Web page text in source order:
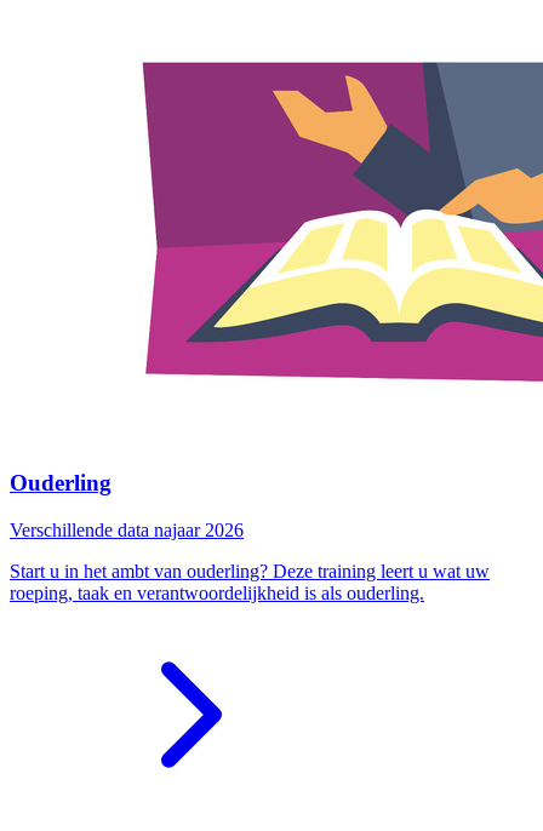
Ouderling
Verschillende data najaar 2026
Start u in het ambt van ouderling? Deze training leert u wat uw
roeping, taak en verantwoordelijkheid is als ouderling.